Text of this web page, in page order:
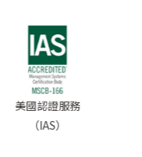
美國認證服務
（IAS）